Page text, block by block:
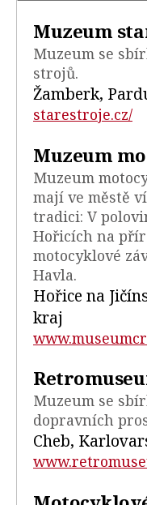
Muzeum
Muzeum se
strojů.
Žamberk,
starestroje.cz/
Muzeum
Muzeum
mají ve městě
tradici: V
Hořicích na
motocyklové
Havla.
Hořice na
kraj
Muzeum se
dopravních
Cheb,